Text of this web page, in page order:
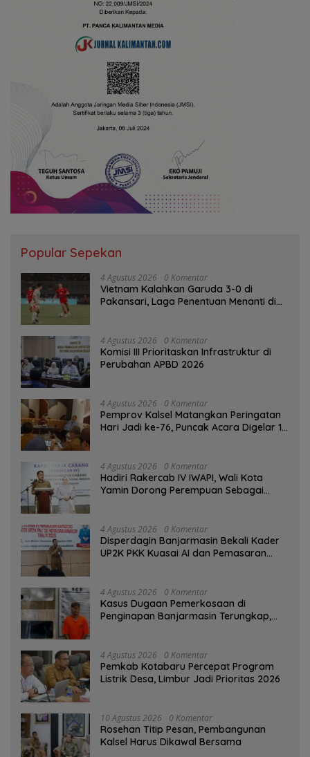
Popular Sepekan
4 Agustus 2026 0 Komentar
Vietnam Kalahkan Garuda 3-0 di
Pakansari, Laga Penentuan Menanti di
4 Agustus 2026 0 Komentar
‎Komisi III Prioritaskan Infrastruktur di
Perubahan APBD 2026
4 Agustus 2026 0 Komentar
Pemprov Kalsel Matangkan Peringatan
Hari Jadi ke-76, Puncak Acara Digelar 13
4 Agustus 2026 0 Komentar
Hadiri Rakercab IV IWAPI, Wali Kota
Yamin Dorong Perempuan Sebagai
4 Agustus 2026 0 Komentar
Disperdagin Banjarmasin Bekali Kader
UP2K PKK Kuasai AI dan Pemasaran
4 Agustus 2026 0 Komentar
Kasus Dugaan Pemerkosaan di
Penginapan Banjarmasin Terungkap,
4 Agustus 2026 0 Komentar
Pemkab Kotabaru Percepat Program
Listrik Desa, Limbur Jadi Prioritas 2026
10 Agustus 2026 0 Komentar
Rosehan Titip Pesan, Pembangunan
Kalsel Harus Dikawal Bersama